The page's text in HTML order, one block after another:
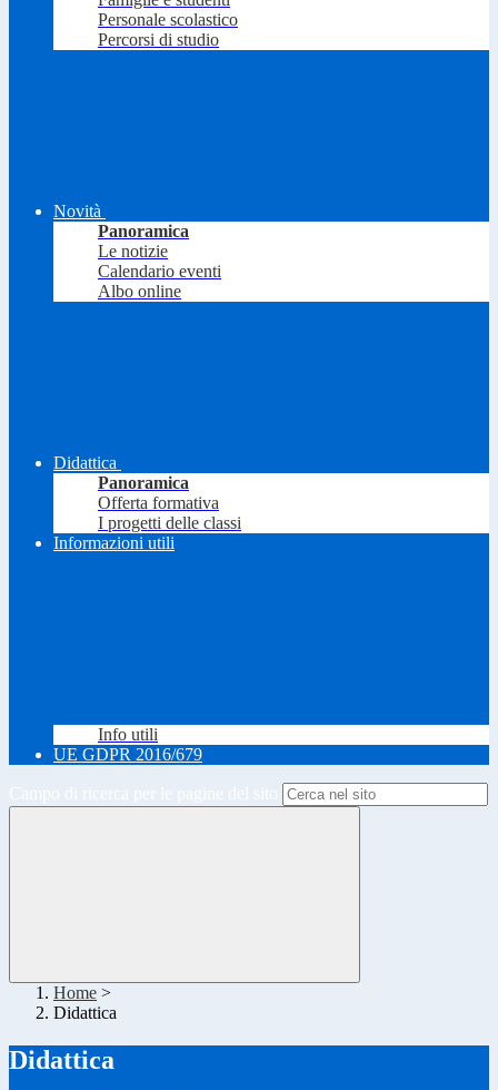
Personale scolastico
Percorsi di studio
Novità
Panoramica
Le notizie
Calendario eventi
Albo online
Didattica
Panoramica
Offerta formativa
I progetti delle classi
Informazioni utili
Info utili
UE GDPR 2016/679
Home >
Didattica
Didattica